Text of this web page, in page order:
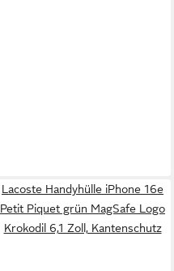
Lacoste Handyhülle iPhone 16e
Petit Piquet grün MagSafe Logo
Krokodil 6,1 Zoll, Kantenschutz